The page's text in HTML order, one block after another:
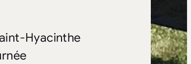
Hyacinthe